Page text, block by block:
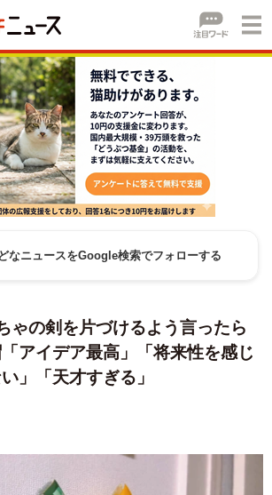
なニュースをGoogle検索でフォローする
ゃの剣を片づけるよう言ったら
アイデア最高」「将来性を感じ
」「天才すぎる」